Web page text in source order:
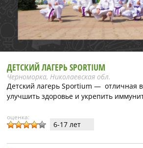
ДЕТСКИЙ ЛАГЕРЬ SPORTIUM
Черноморка, Николаевская обл.
Детский лагерь Sportium — отличная
улучшить здоровье и укрепить
оценка:
6-17 лет